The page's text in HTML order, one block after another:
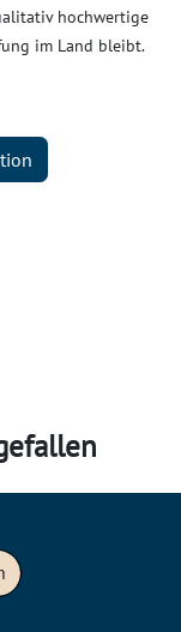
hochwertige
im Land bleibt.